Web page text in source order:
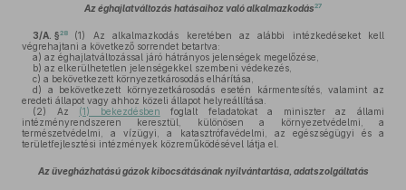
Az éghajlatváltozás hatásaihoz való alkalmazkodás27
3/A. §28 (1)
Az alkalmazkodás keretében az alábbi intézkedéseket kell
végrehajtani a következő sorrendet betartva:
a) az éghajlatváltozással járó hátrányos jelenségek megelőzése,
b) az elkerülhetetlen jelenségekkel szembeni védekezés,
c) a bekövetkezett környezetkárosodás elhárítása,
d) a bekövetkezett környezetkárosodás esetén kármentesítés, valamint az
eredeti állapot vagy ahhoz közeli állapot helyreállítása.
(2) Az (1) bekezdésben foglalt feladatokat a miniszter az állami
intézményrendszeren keresztül, különösen a környezetvédelmi, a
természetvédelmi, a vízügyi, a katasztrófavédelmi, az egészségügyi és a
területfejlesztési intézmények közreműködésével látja el.
Az üvegházhatású gázok kibocsátásának nyilvántartása, adatszolgáltatás